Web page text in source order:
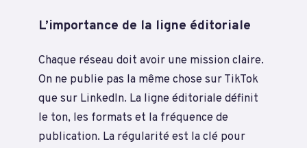
L’importance de la ligne éditoriale
Chaque réseau doit avoir une mission claire.
On ne publie pas la même chose sur TikTok
que sur LinkedIn. La ligne éditoriale définit
le ton, les formats et la fréquence de
publication. La régularité est la clé pour